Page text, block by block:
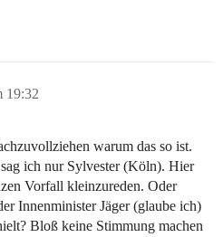
19:32
warum das so ist.
ich nur Sylvester (Köln). Hier
Vorfall kleinzureden. Oder
Innenminister Jäger (glaube ich)
Bloß keine Stimmung machen